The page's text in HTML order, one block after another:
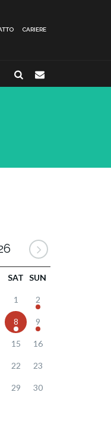
CARIERE
SAT SUN
1 2
8 9
15 16
22 23
29 30